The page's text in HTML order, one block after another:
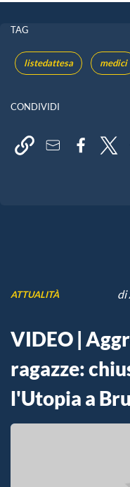
TAG
listedattesa medici
CONDIVIDI
ATTUALITÀ di
VIDEO |
ragazze:
l'Utopia a